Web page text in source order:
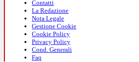
Contatti
La Redazione
Nota Legale
Gestione Cookie
Cookie Policy
Privacy Policy
Cond. Generali
Faq